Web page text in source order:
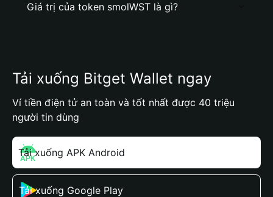
Giá trị của token smolWST là gì?
Tải xuống Bitget Wallet ngay
Ví tiền điện tử an toàn và tốt nhất được 40 triệu
người tin dùng
Tải xuống APK Android
Tải xuống Google Play